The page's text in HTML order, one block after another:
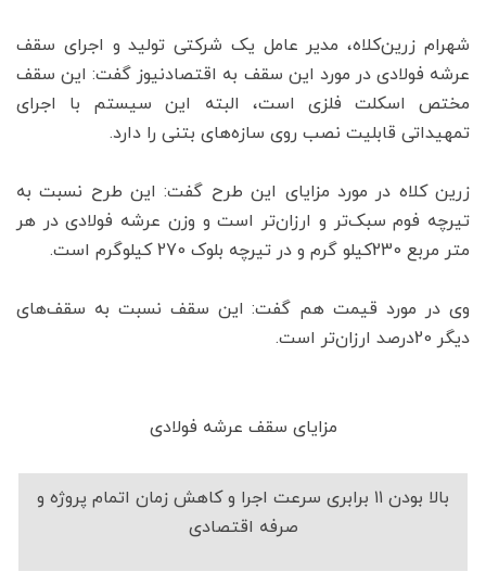
شهرام زرین‌کلاه، مدیر عامل یک شرکتی تولید و اجرای سقف
عرشه فولادی در مورد این سقف به اقتصادنیوز گفت: این سقف
مختص اسکلت فلزی است، البته این سیستم با اجرای
تمهیداتی قابلیت نصب روی سازه‌های بتنی را دارد.
زرین کلاه در مورد مزایای این طرح گفت: این طرح نسبت به
تیرچه فوم سبک‌تر و ارزان‌تر است و وزن عرشه فولادی در هر
متر مربع 230کیلو گرم و در تیرچه بلوک 270 کیلوگرم است.
وی در مورد قیمت هم گفت: این سقف نسبت به سقف‌های
دیگر 20درصد ارزان‌تر است.
مزایای سقف عرشه فولادی
بالا بودن ۱۱ برابری سرعت اجرا و کاهش زمان اتمام پروژه و
صرفه اقتصادی